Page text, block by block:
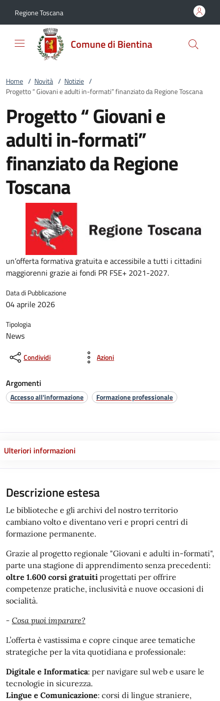
Regione Toscana
Comune di Bientina
Home / Novità / Notizie /
Progetto “ Giovani e adulti in-formati” finanziato da Regione Toscana
Progetto “ Giovani e
adulti in-formati”
finanziato da Regione
Toscana
un’offerta formativa gratuita e accessibile a tutti i cittadini
maggiorenni grazie ai fondi PR FSE+ 2021-2027.
Data di Pubblicazione
04 aprile 2026
Tipologia
News
Condividi Azioni
Argomenti
Accesso all'informazione Formazione professionale
Ulteriori informazioni
Descrizione estesa
Le biblioteche e gli archivi del nostro territorio
cambiano volto e diventano veri e propri centri di
formazione permanente.
Grazie al progetto regionale "Giovani e adulti in-formati",
parte una stagione di apprendimento senza precedenti:
oltre 1.600 corsi gratuiti progettati per offrire
competenze pratiche, inclusività e nuove occasioni di
socialità.
- Cosa puoi imparare?
L’offerta è vastissima e copre cinque aree tematiche
strategiche per la vita quotidiana e professionale:
Digitale e Informatica: per navigare sul web e usare le
tecnologie in sicurezza.
Lingue e Comunicazione: corsi di lingue straniere,